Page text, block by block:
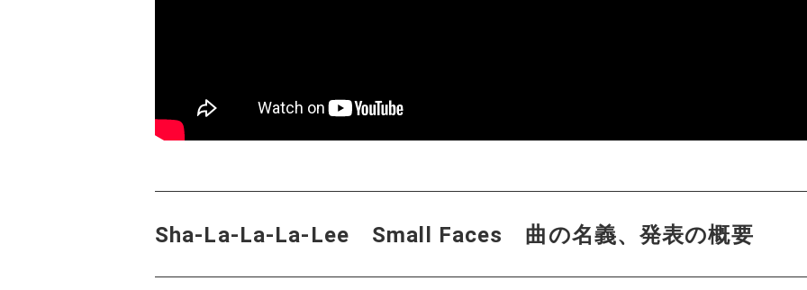
Sha-La-La-La-Lee Small Faces 曲の名義、発表の概要